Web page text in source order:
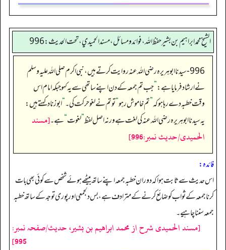
الشيخ محمد ابراهيم بن بشير حفظ الله، فوائد و مسائل، مسند الحميدي، تحت الحديث:996
996- سیدنا ابوہریرہ رضی اللہ عنہ روایت کرتے ہیں، نبی اکرم صلی اللہ علیہ وسلم
نے ارشاد فرمایا ہے:”جب تم جمعہ کے دن اپنے ساتھی سے یہ کہو جبکہ امام اس
وقت خطبہ دے رہا ہو کہ”تم خاموش رہو“تو تم نے لغوحرکت کی۔‏‏‏‏“ابوزناد کہتے ہیں:
یہ سیدنا ابوہریرہ رضی اللہ عنہ کی لغت ہے ورنہ اصل لفظ”لغوت“ہے۔[مسند
الحمیدی/حدیث نمبر:996]
فائدہ:
اس حدیث سے ثابت ہوا کہ دوران خطبہ جمعہ اپنے ساتھ بیٹھے ہوئے شخص سے کوئی بھی بات
کرنا جمعہ کے ثواب کو ضائع کرنے کے مترادف ہے، بس دلجمعی اور پوری توجہ کے ساتھ خطبہ
جمعہ سننا چاہیے۔
[مسند الحمیدی شرح از محمد ابراهيم بن بشير، حدیث/صفحہ نمبر:
995]